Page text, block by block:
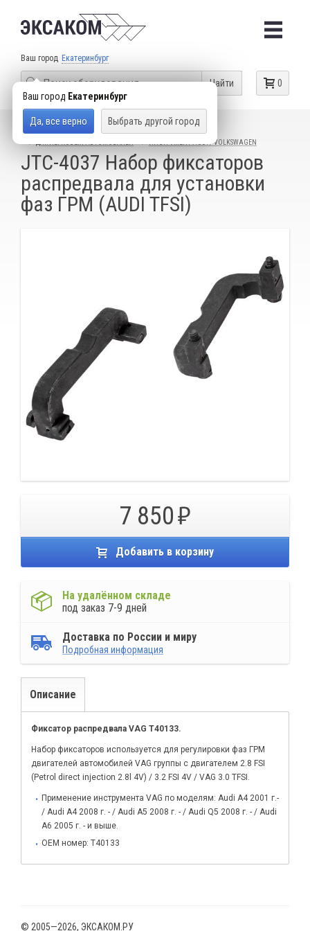
Ваш город Екатеринбург
Ваш город Екатеринбург
Да, все верно Выбрать другой город
0
Найти
КАТАЛОГ ТОВАРОВ
СПЕЦИАЛЬНЫЙ ИНСТРУМЕНТ
ИНСТРУМЕНТ AUDI / VOLKSWAGEN
JTC-4037 Набор фиксаторов
распредвала для установки
фаз ГРМ (AUDI TFSI)
7 850
Добавить в корзину
На удалённом складе
под заказ 7-9 дней
Доставка по России и миру
Подробная информация
Описание
Фиксатор распредвала VAG T40133.
Набор фиксаторов используется для регулировки фаз ГРМ
двигателей автомобилей VAG группы с двигателем 2.8 FSI
(Petrol direct injection 2.8l 4V) / 3.2 FSI 4V / VAG 3.0 TFSI.
Применение инструмента VAG по моделям: Audi A4 2001 г.-
/ Audi A4 2008 г. - / Audi A5 2008 г. - / Audi Q5 2008 г. - / Audi
A6 2005 г. - и выше.
OEM номер: T40133
© 2005—2026, ЭКСАКОМ.РУ